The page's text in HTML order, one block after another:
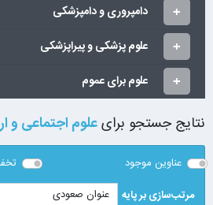
دامپروری و دامپزشکی
علوم پزشکی و پیراپزشکی
علوم برای عموم
نتایج جستجو برایعلوم اجتماعی و
عناوین موجود
مرتب‌سازی بر پایه